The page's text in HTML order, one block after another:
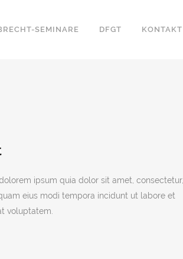
SEMINARE DFGT KONTAKT
ipsum quia dolor sit amet, consectetur,
eius modi tempora incidunt ut labore et
voluptatem.